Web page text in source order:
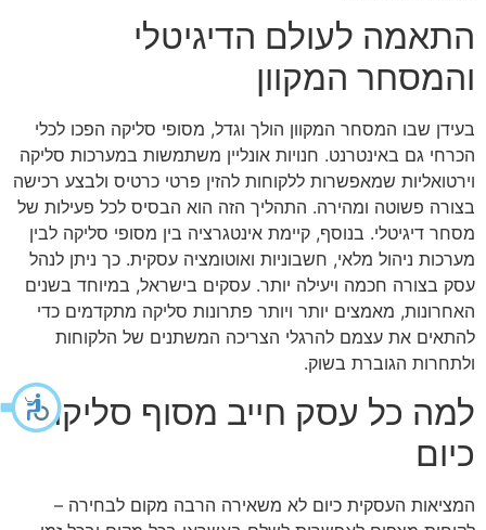
התאמה לעולם הדיגיטלי
והמסחר המקוון
בעידן שבו המסחר המקוון הולך וגדל, מסופי סליקה הפכו לכלי
הכרחי גם באינטרנט. חנויות אונליין משתמשות במערכות סליקה
וירטואליות שמאפשרות ללקוחות להזין פרטי כרטיס ולבצע רכישה
בצורה פשוטה ומהירה. התהליך הזה הוא הבסיס לכל פעילות של
מסחר דיגיטלי. בנוסף, קיימת אינטגרציה בין מסופי סליקה לבין
מערכות ניהול מלאי, חשבוניות ואוטומציה עסקית. כך ניתן לנהל
עסק בצורה חכמה ויעילה יותר. עסקים בישראל, במיוחד בשנים
האחרונות, מאמצים יותר ויותר פתרונות סליקה מתקדמים כדי
להתאים את עצמם להרגלי הצריכה המשתנים של הלקוחות
ולתחרות הגוברת בשוק.
למה כל עסק חייב מסוף סליקה
כיום
המציאות העסקית כיום לא משאירה הרבה מקום לבחירה –